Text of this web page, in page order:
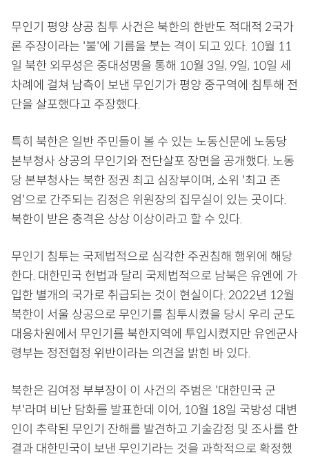
무인기 평양 상공 침투 사건은 북한의 한반도 적대적 2국가
론 주장이라는 '불'에 기름을 붓는 격이 되고 있다. 10월 11
일 북한 외무성은 중대성명을 통해 10월 3일, 9일, 10일 세
차례에 걸쳐 남측이 보낸 무인기가 평양 중구역에 침투해 전
단을 살포했다고 주장했다.
특히 북한은 일반 주민들이 볼 수 있는 노동신문에 노동당
본부청사 상공의 무인기와 전단살포 장면을 공개했다. 노동
당 본부청사는 북한 정권 최고 심장부이며, 소위 '최고 존
엄'으로 간주되는 김정은 위원장의 집무실이 있는 곳이다.
북한이 받은 충격은 상상 이상이라고 할 수 있다.
무인기 침투는 국제법적으로 심각한 주권침해 행위에 해당
한다. 대한민국 헌법과 달리 국제법적으로 남북은 유엔에 가
입한 별개의 국가로 취급되는 것이 현실이다. 2022년 12월
북한이 서울 상공으로 무인기를 침투시켰을 당시 우리 군도
대응차원에서 무인기를 북한지역에 투입시켰지만 유엔군사
령부는 정전협정 위반이라는 의견을 밝힌 바 있다.
북한은 김여정 부부장이 이 사건의 주범은 '대한민국 군
부'라며 비난 담화를 발표한데 이어, 10월 18일 국방성 대변
인이 추락된 무인기 잔해를 발견하고 기술감정 및 조사를 한
결과 대한민국이 보낸 무인기라는 것을 과학적으로 확정했